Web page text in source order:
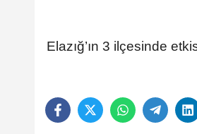
Elazığ’ın 3 ilçesinde